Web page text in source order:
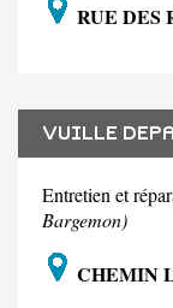
RUE DES
VUILLE
Entretien et
Bargemon)
CHEMIN